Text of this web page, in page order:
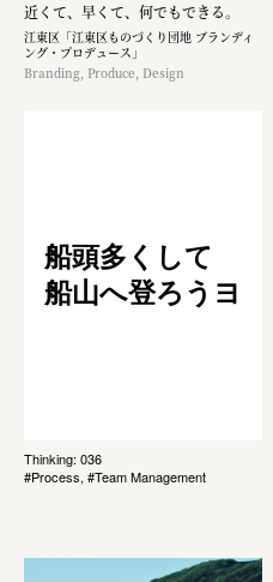
近くて、早くて、何でもできる。
江東区「江東区ものづくり団地 ブランディ
ング・プロデュース」
Branding, Produce, Design
船頭多くして
船山へ登ろうヨ
Thinking: 036
#Process, #Team Management